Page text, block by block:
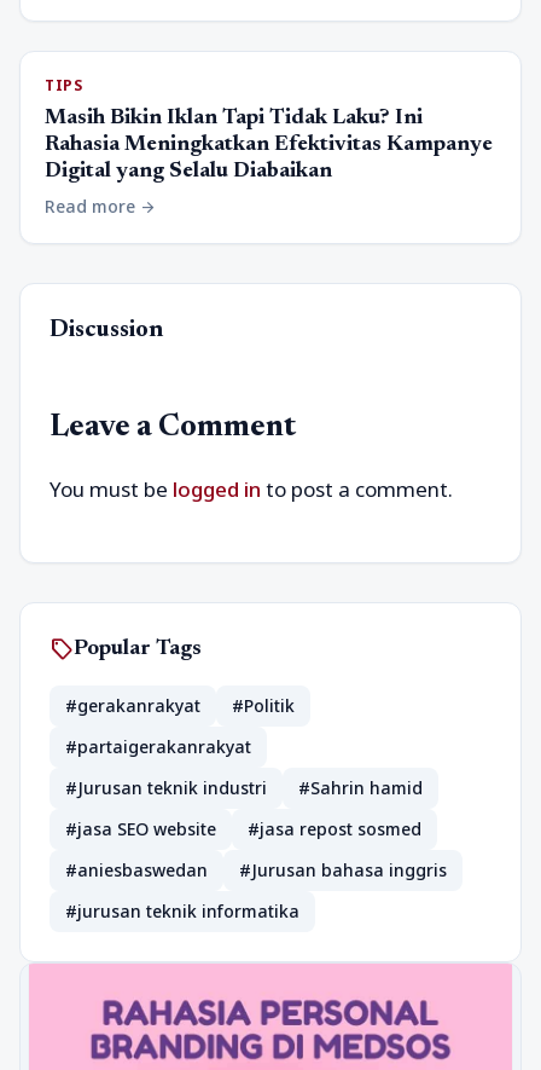
TIPS
Masih Bikin Iklan Tapi Tidak Laku? Ini
Rahasia Meningkatkan Efektivitas Kampanye
Digital yang Selalu Diabaikan
Read more arrow_forward
Discussion
Leave a Comment
You must be logged in to post a comment.
sellPopular Tags
#gerakanrakyat
#Politik
#partaigerakanrakyat
#Jurusan teknik industri
#Sahrin hamid
#jasa SEO website
#jasa repost sosmed
#aniesbaswedan
#Jurusan bahasa inggris
#jurusan teknik informatika